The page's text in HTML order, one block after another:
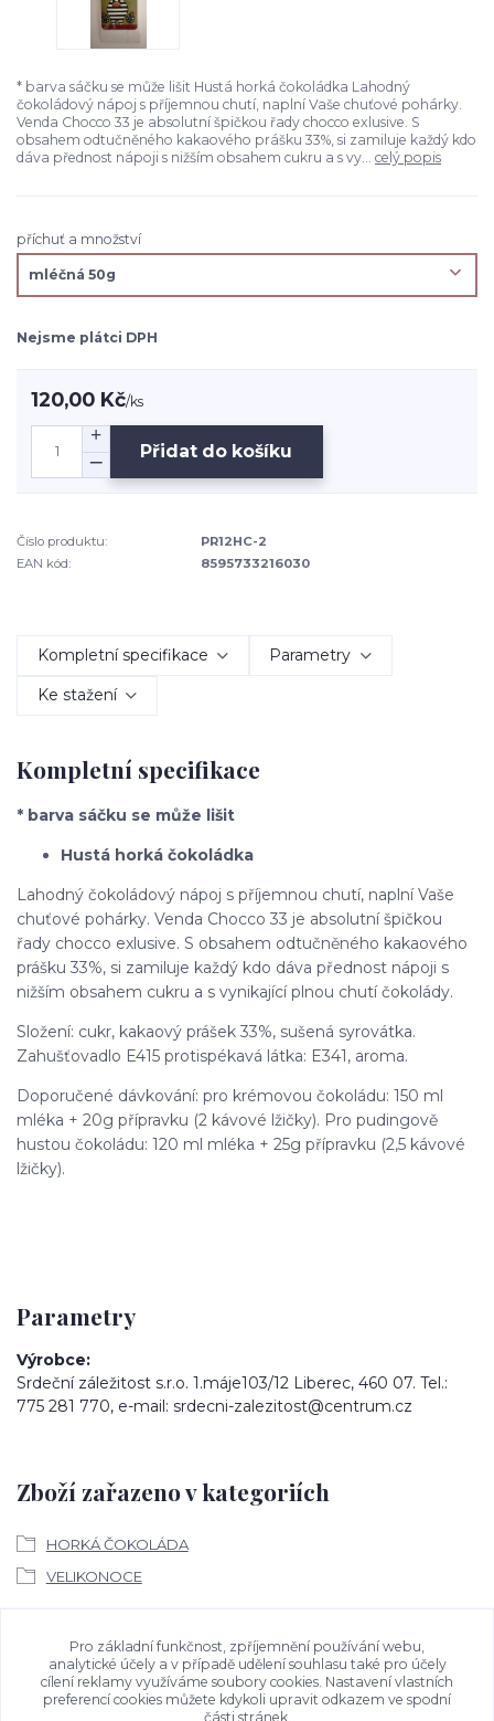
* barva sáčku se může lišit Hustá horká čokoládka Lahodný
čokoládový nápoj s příjemnou chutí, naplní Vaše chuťové pohárky.
Venda Chocco 33 je absolutní špičkou řady chocco exlusive. S
obsahem odtučněného kakaového prášku 33%, si zamiluje každý kdo
dáva přednost nápoji s nižším obsahem cukru a s vy... celý popis
příchuť a množství
Nejsme plátci DPH
120,00 Kč/ks
Přidat do košíku
Číslo produktu:
PR12HC-2
EAN kód:
8595733216030
Kompletní specifikace Parametry
Ke stažení
Kompletní specifikace
* barva sáčku se může lišit
Hustá horká čokoládka
Lahodný čokoládový nápoj s příjemnou chutí, naplní Vaše
chuťové pohárky. Venda Chocco 33 je absolutní špičkou
řady chocco exlusive. S obsahem odtučněného kakaového
prášku 33%, si zamiluje každý kdo dáva přednost nápoji s
nižším obsahem cukru a s vynikající plnou chutí čokolády.
Složení: cukr, kakaový prášek 33%, sušená syrovátka.
Zahušťovadlo E415 protispékavá látka: E341, aroma.
Doporučené dávkování: pro krémovou čokoládu: 150 ml
mléka + 20g přípravku (2 kávové lžičky). Pro pudingově
hustou čokoládu: 120 ml mléka + 25g přípravku (2,5 kávové
lžičky).
Parametry
Výrobce
Srdeční záležitost s.r.o. 1.máje103/12 Liberec, 460 07. Tel.:
775 281 770, e-mail: srdecni-zalezitost@centrum.cz
Zboží zařazeno v kategoriích
HORKÁ ČOKOLÁDA
VELIKONOCE
Ke stažení
Bezpečností upozornění
Pro základní funkčnost, zpříjemnění používání webu,
analytické účely a v případě udělení souhlasu také pro účely
cílení reklamy využíváme soubory cookies. Nastavení vlastních
preferencí cookies můžete kdykoli upravit odkazem ve spodní
části stránek.